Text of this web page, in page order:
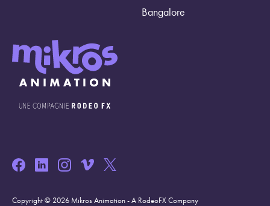
Bangalore
Copyright © 2026 Mikros Animation - A RodeoFX Company